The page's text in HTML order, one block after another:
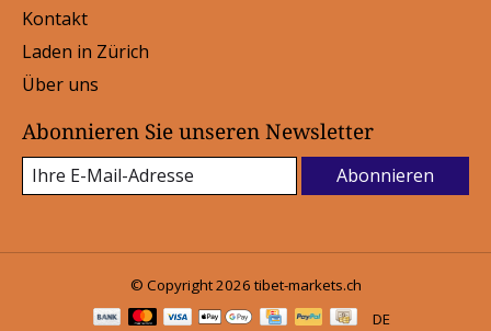
Kontakt
Laden in Zürich
Über uns
Abonnieren Sie unseren Newsletter
Abonnieren
© Copyright 2026 tibet-markets.ch
DE